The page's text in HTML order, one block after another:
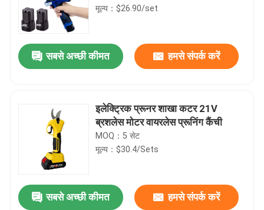
मूल्य：$26.90/set
सबसे अच्छी कीमत हमसे संपर्क करें
इलेक्ट्रिक प्रूनर शाखा कटर 21V
ब्रशलेस मोटर वायरलेस प्रूनिंग कैंची
MOQ：5 सेट
मूल्य：$30.4/Sets
सबसे अच्छी कीमत हमसे संपर्क करें